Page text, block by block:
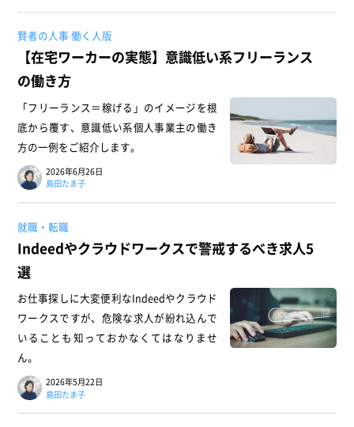
賢者の人事 働く人版
【在宅ワーカーの実態】意識低い系フリーランス
の働き方
「フリーランス＝稼げる」のイメージを根
底から覆す、意識低い系個人事業主の働き
方の一例をご紹介します。
2026年6月26日
島田たま子
就職・転職
Indeedやクラウドワークスで警戒するべき求人5
選
お仕事探しに大変便利なIndeedやクラウド
ワークスですが、危険な求人が紛れ込んで
いることも知っておかなくてはなりませ
ん。
2026年5月22日
島田たま子